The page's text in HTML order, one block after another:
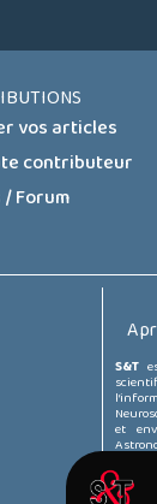
vos articles
contributeur
Forum
A
S&T
et
groupe